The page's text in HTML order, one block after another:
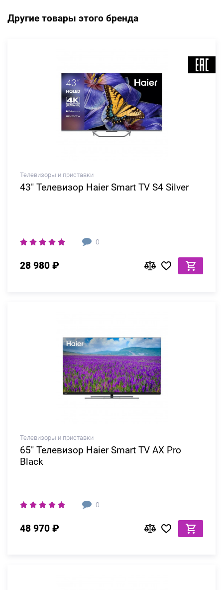
Другие товары этого бренда
Телевизоры и приставки
43" Телевизор Haier Smart TV S4 Silver
0
28 980 ₽
Телевизоры и приставки
65" Телевизор Haier Smart TV AX Pro
Black
0
48 970 ₽